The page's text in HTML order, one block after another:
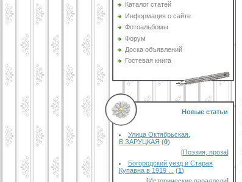
Каталог статей
Информация о сайте
Фотоальбомы
Форум
Доска объявлений
Гостевая книга
Новые статьи
Улица Октябрьская.
В.ЗАРУЦКАЯ (0)
[Поэзия, проза]
Богородский уезд и Старая
Купавна в 1919 ...
(1)